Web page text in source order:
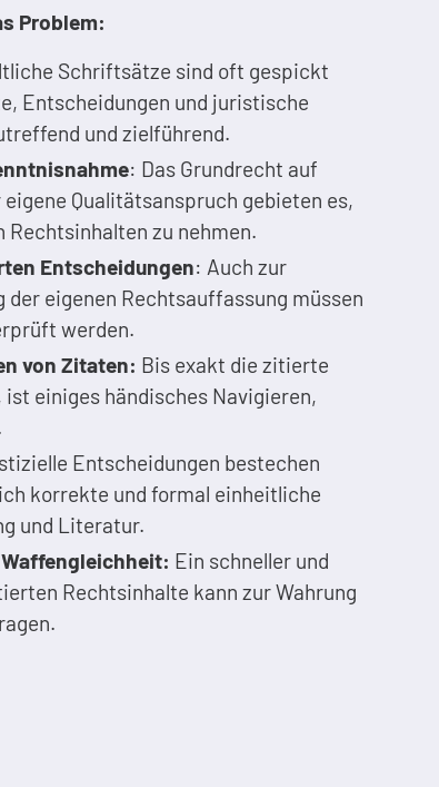
Problem:
Schriftsätze sind oft gespickt
Entscheidungen und juristische
und zielführend.
: Das Grundrecht auf
Qualitätsanspruch gebieten es,
zu nehmen.
Entscheidungen: Auch zur
eigenen Rechtsauffassung müssen
werden.
von Zitaten: Bis exakt die zitierte
einiges händisches Navigieren,
Entscheidungen bestechen
korrekte und formal einheitliche
und Literatur.
Ein schneller und
Rechtsinhalte kann zur Wahrung